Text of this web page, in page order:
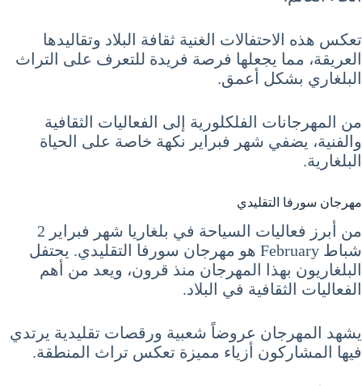
تعكس هذه الاحتفالات الغنية ثقافة البلاد وتقاليدها
العريقة، مما يجعلها فرصة فريدة للتعرف على التراث
البلغاري بشكل أعمق.
من المهرجانات الفلكلورية إلى الفعاليات الثقافية
والفنية، يضفي شهر فبراير نكهة خاصة على الحياة
البلغارية.
مهرجان سورفا التقليدي
من أبرز فعاليات السياحة في بلغاريا شهر فبراير 2
شباط February هو مهرجان سورفا التقليدي. يحتفل
البلغاريون بهذا المهرجان منذ قرون، ويعد من أهم
الفعاليات الثقافية في البلاد.
يشهد المهرجان عروضاً شعبية ورقصات تقليدية يرتدي
فيها المشاركون أزياء مميزة تعكس تراث المنطقة.